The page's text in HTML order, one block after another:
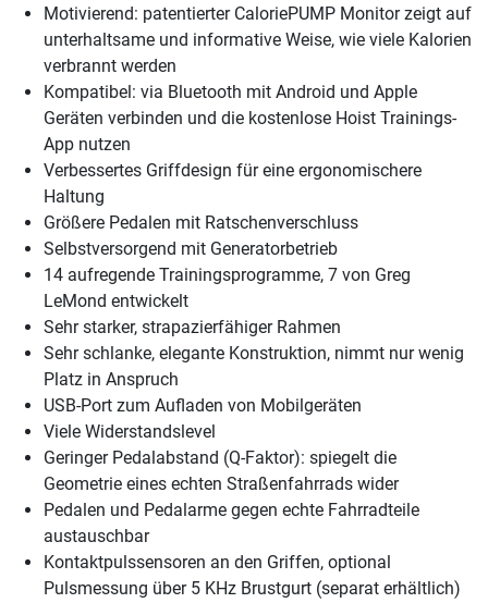
Motivierend: patentierter CaloriePUMP Monitor zeigt auf
unterhaltsame und informative Weise, wie viele Kalorien
verbrannt werden
Kompatibel: via Bluetooth mit Android und Apple
Geräten verbinden und die kostenlose Hoist Trainings-
App nutzen
Verbessertes Griffdesign für eine ergonomischere
Haltung
Größere Pedalen mit Ratschenverschluss
Selbstversorgend mit Generatorbetrieb
14 aufregende Trainingsprogramme, 7 von Greg
LeMond entwickelt
Sehr starker, strapazierfähiger Rahmen
Sehr schlanke, elegante Konstruktion, nimmt nur wenig
Platz in Anspruch
USB-Port zum Aufladen von Mobilgeräten
Viele Widerstandslevel
Geringer Pedalabstand (Q-Faktor): spiegelt die
Geometrie eines echten Straßenfahrrads wider
Pedalen und Pedalarme gegen echte Fahrradteile
austauschbar
Kontaktpulssensoren an den Griffen, optional
Pulsmessung über 5 KHz Brustgurt (separat erhältlich)